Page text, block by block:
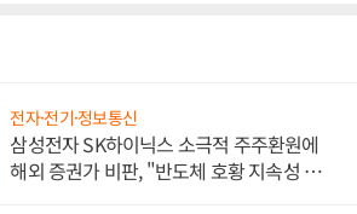
전자·전기·정보통신
삼성전자 SK하이닉스 소극적 주주환원에
해외 증권가 비판, "반도체 호황 지속성 의